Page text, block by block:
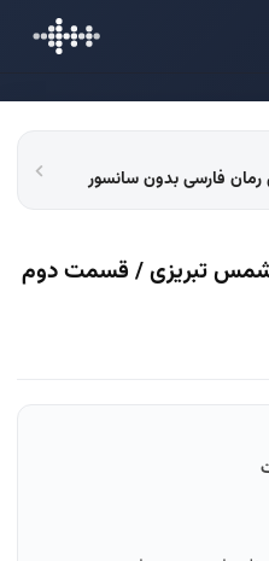
فارسی بدون سانسور
تبریزی / قسمت دوم